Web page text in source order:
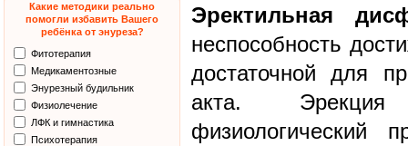
Какие методики реально
помогли избавить Вашего
ребёнка от энуреза?
Фитотерапия
Медикаментозные
Энурезный будильник
Физиолечение
ЛФК и гимнастика
Психотерапия
Эректильная
неспособность
достаточной для
акта. Эрекция
физиологический